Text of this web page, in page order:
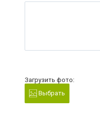
Загрузить фото:
Выбрать